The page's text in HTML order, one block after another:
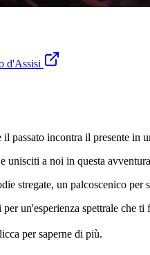
d'Assisi
passato incontra il presente in
unisciti a noi in questa
stregate, un palcoscenico
un'esperienza spettrale che
per saperne di più.